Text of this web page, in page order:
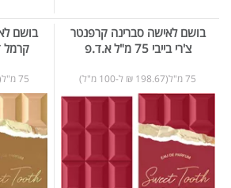
בושם לאישה סברינה קרפנטר
צ'רי בייבי 75 מ"ל א.ד.פ
75 מ"ל(198.67 ₪ ל-100 מ"ל)
בושם
קרמל דרים
75 מ"ל(185.33 ₪ ל-100 מ"ל)